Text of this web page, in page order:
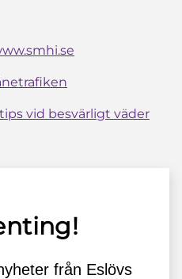
vid besvärligt väder
från Eslövs